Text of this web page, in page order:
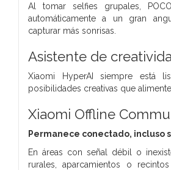
Al tomar selfies grupales,
automáticamente a un gran
capturar más sonrisas.
Asistente de
Xiaomi HyperAI siempre está
posibilidades creativas que
Xiaomi Offline
Permanece conectado, incluso
En áreas con señal débil o
rurales, aparcamientos o